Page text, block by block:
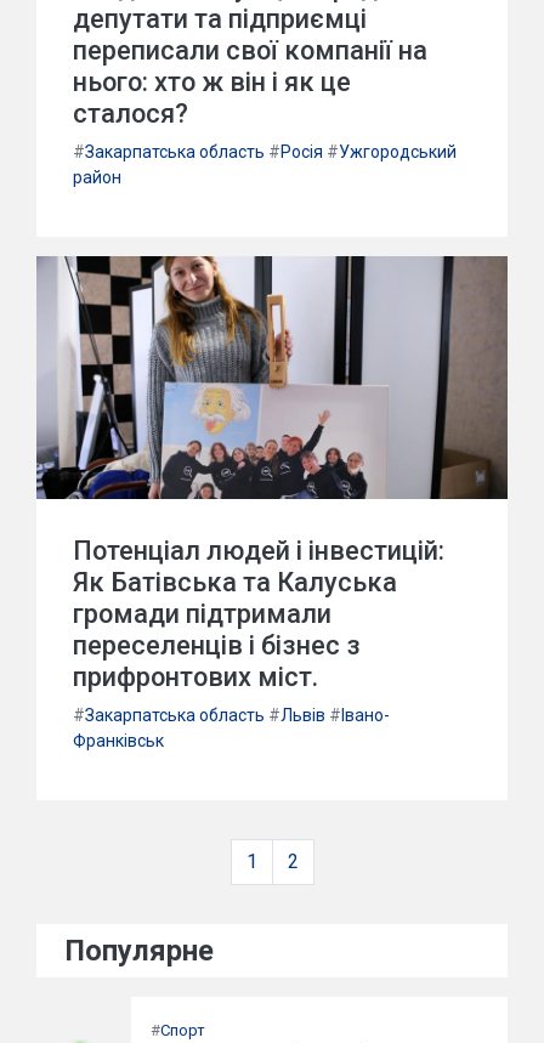
депутати та підприємці
переписали свої компанії на
нього: хто ж він і як це
сталося?
#Закарпатська область #Росія #Ужгородський
район
Потенціал людей і інвестицій:
Як Батівська та Калуська
громади підтримали
переселенців і бізнес з
прифронтових міст.
#Закарпатська область #Львів # Івано-
Франківськ
1 2
Популярне
#Спорт